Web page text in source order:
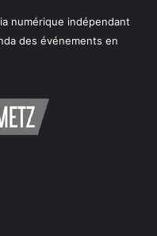
numérique indépendant
des événements en